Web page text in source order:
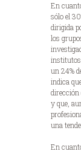
En
sólo el
dirigida
los
institutos
un 24%
indica
dirección
y que,
una
En